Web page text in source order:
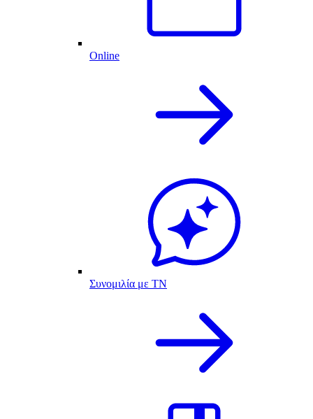
Online
Συνομιλία με ΤΝ